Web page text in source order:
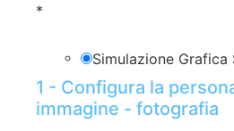
*
Simulazione Grafica
1 - Configura la
immagine - fotografia